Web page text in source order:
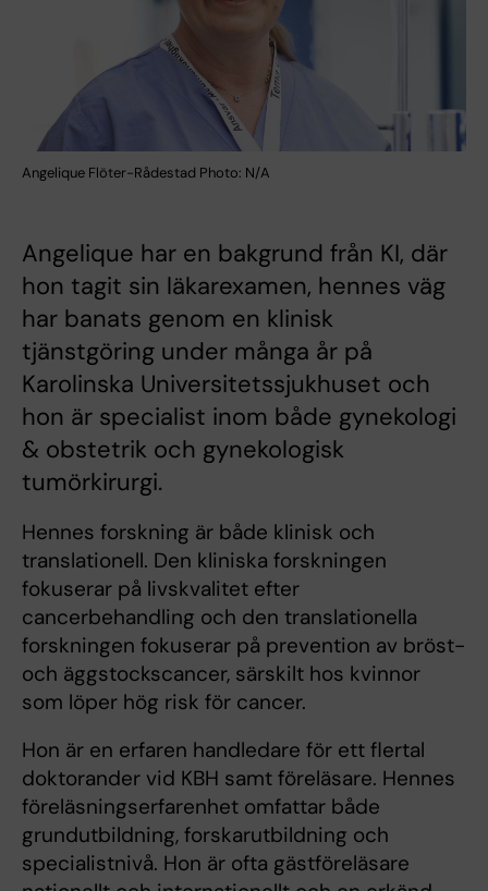
Angelique Flöter-Rådestad Photo: N/A
Angelique har en bakgrund från KI, där
hon tagit sin läkarexamen, hennes väg
har banats genom en klinisk
tjänstgöring under många år på
Karolinska Universitetssjukhuset och
hon är specialist inom både gynekologi
& obstetrik och gynekologisk
tumörkirurgi.
Hennes forskning är både klinisk och
translationell. Den kliniska forskningen
fokuserar på livskvalitet efter
cancerbehandling och den translationella
forskningen fokuserar på prevention av bröst-
och äggstockscancer, särskilt hos kvinnor
som löper hög risk för cancer.
Hon är en erfaren handledare för ett flertal
doktorander vid KBH samt föreläsare. Hennes
föreläsningserfarenhet omfattar både
grundutbildning, forskarutbildning och
specialistnivå. Hon är ofta gästföreläsare